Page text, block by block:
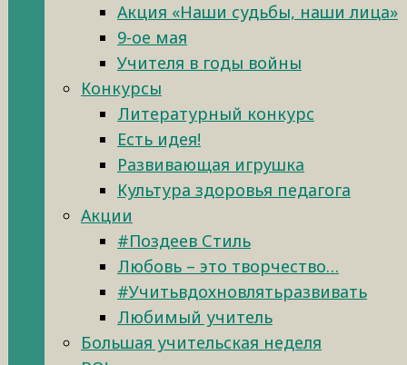
Акция «Наши судьбы, наши лица»
9-ое мая
Учителя в годы войны
Конкурсы
Литературный конкурс
Есть идея!
Развивающая игрушка
Культура здоровья педагога
Акции
#Поздеев Стиль
Любовь – это творчество…
#Учитьвдохновлятьразвивать
Любимый учитель
Большая учительская неделя